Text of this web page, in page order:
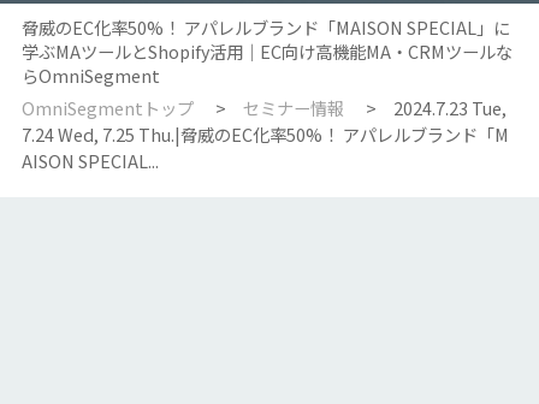
脅威のEC化率50%！ アパレルブランド「MAISON SPECIAL」に
学ぶMAツールとShopify活用｜EC向け高機能MA・CRMツールな
らOmniSegment
OmniSegmentトップ
セミナー情報
2024.7.23 Tue,
7.24 Wed, 7.25 Thu.|脅威のEC化率50%！ アパレルブランド「M
AISON SPECIAL...